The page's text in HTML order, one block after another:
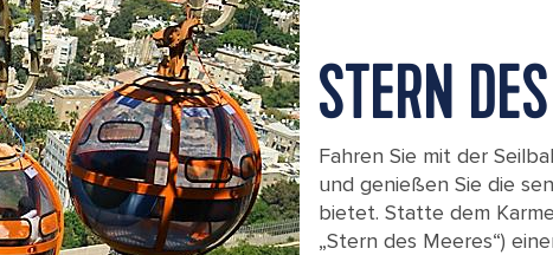
STERN
Fahren Sie mit der
und genießen Sie die
bietet. Statte dem
„Stern des Meeres“)